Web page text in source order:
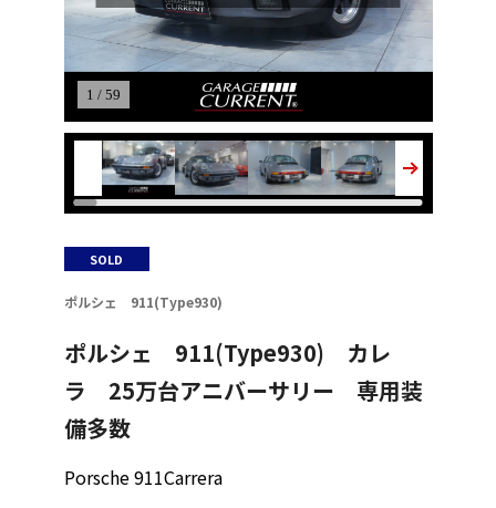
1 / 59
SOLD
ポルシェ 911(Type930)
ポルシェ 911(Type930) カレ
ラ 25万台アニバーサリー 専用装
備多数
Porsche 911Carrera